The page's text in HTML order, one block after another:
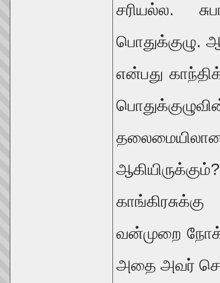
சரியல்ல.
பொதுக்குழு.
என்பது
வன்முறை
அதை அவர்